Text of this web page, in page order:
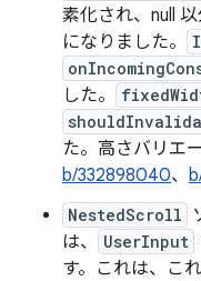
素化され、null
になりました。
した。
た。高さバリエ
b/332898040、
NestedScroll
は、
UserInput
す。これは、こ